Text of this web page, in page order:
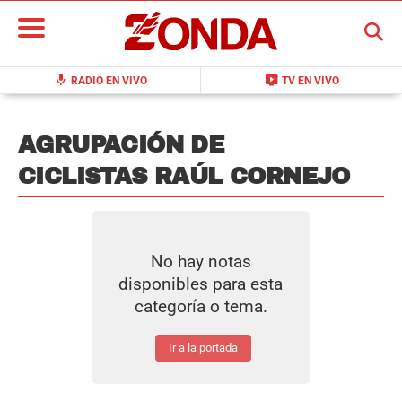
mic RADIO EN VIVO live_tv TV EN VIVO
BUSCAR
AGRUPACIÓN DE
CICLISTAS RAÚL CORNEJO
No hay notas
disponibles para esta
categoría o tema.
Ir a la portada